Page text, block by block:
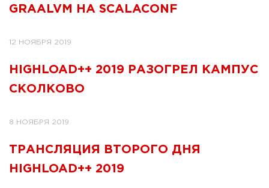
GRAALVM НА SCALACONF
12 НОЯБРЯ 2019
HIGHLOAD++ 2019 РАЗОГРЕЛ КАМПУС
СКОЛКОВО
8 НОЯБРЯ 2019
ТРАНСЛЯЦИЯ ВТОРОГО ДНЯ
HIGHLOAD++ 2019